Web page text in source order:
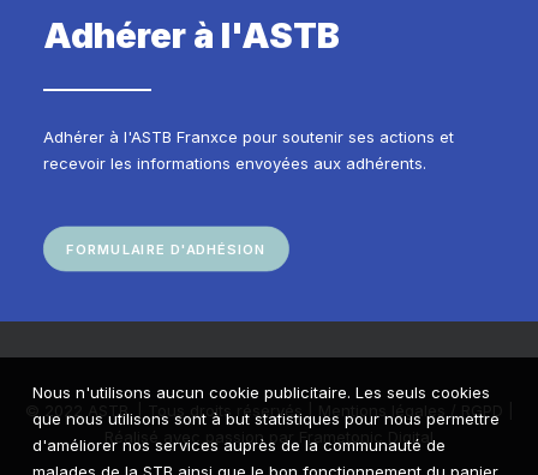
Adhérer à l'ASTB
Adhérer à l'ASTB Franxce pour soutenir ses actions et
recevoir les informations envoyées aux adhérents.
FORMULAIRE D'ADHÉSION
© 2022 ASTB. | Tous droits réservés | Mentions légales / RGPD
Réalisé avec passion par
Frametonic Digital
Nous n'utilisons aucun cookie publicitaire. Les seuls cookies
que nous utilisons sont à but statistiques pour nous permettre
d'améliorer nos services auprès de la communauté de